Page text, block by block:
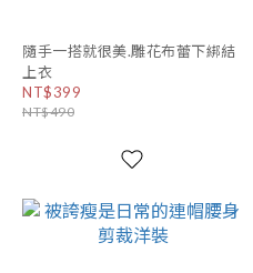
隨手一搭就很美.雕花布蕾下綁結
上衣
NT$399
NT$490